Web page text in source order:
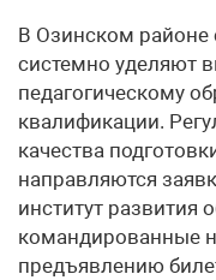
В Озинском районе
системно уделяют
педагогическому
квалификации.
качества
направляются
институт развития
командированные
предъявлению